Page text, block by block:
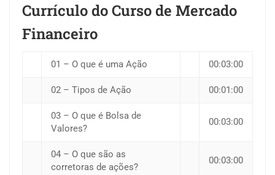
Currículo do Curso de Mercado
Financeiro
01 – O que é uma Ação 00:03:00
02 – Tipos de Ação 00:01:00
03 – O que é Bolsa de
Valores?
00:03:00
04 – O que são as
corretoras de ações?
00:03:00